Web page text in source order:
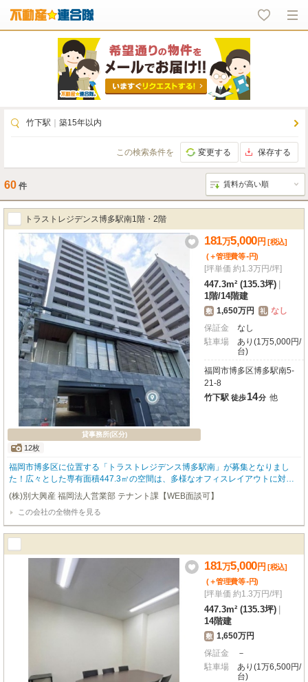
竹下駅 築15年以内
この検索条件を 変更する 保存する
60 件
トラストレジデンス博多駅南1階・2階
貸事務所(区分)
12枚
181万5,000円 [税込]
(＋管理費等-円)
[坪単価 約1.3万円/坪]
447.3m² (135.3坪)
1階/14階建
敷 1,650万円 礼 なし
保証金
なし
駐車場
あり(1万5,000円/
台)
福岡市博多区博多駅南5-
21-8
竹下駅 徒歩14分 他
福岡市博多区に位置する「トラストレジデンス博多駅南」が募集となりまし
た！広々とした専有面積447.3㎡の空間は、多様なオフィスレイアウトに対応
し快適で理想的な環境をご提供します。エレベーター完備、男女別トイレも嬉
しいポイントです！敷地内には駐車場も最大で12台分可能！車通勤や来客が多
い企業様にもおすすめのテナント物件です。ぜひ一度、現地をご覧ください。
(株)別大興産 福岡法人営業部 テナント課【WEB面談可】
この会社の全物件を見る
181万5,000円 [税込]
(＋管理費等-円)
[坪単価 約1.3万円/坪]
447.3m² (135.3坪)
14階建
敷 1,650万円
保証金
－
駐車場
あり(1万6,500円/
台)